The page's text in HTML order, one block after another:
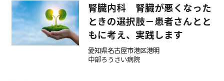
腎臓内科 腎臓が悪くなった
ときの選択肢－患者さんとと
もに考え、実践します
愛知県名古屋市港区港明
中部ろうさい病院